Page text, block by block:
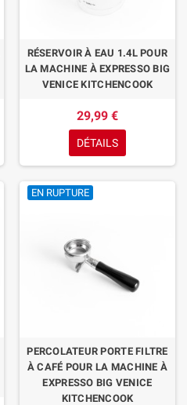
RÉSERVOIR À EAU 1.4L POUR
LA MACHINE À EXPRESSO BIG
VENICE KITCHENCOOK
29,99 €
DÉTAILS
EN RUPTURE
PERCOLATEUR PORTE FILTRE
À CAFÉ POUR LA MACHINE À
EXPRESSO BIG VENICE
KITCHENCOOK